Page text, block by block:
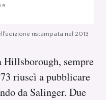
ristampata nel 2013
Hillsborough, sempre
riuscì a pubblicare
da Salinger. Due